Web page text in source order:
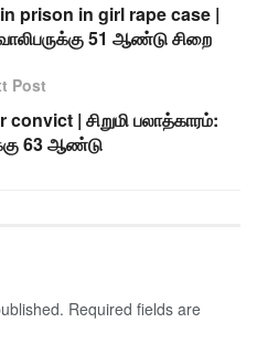
prison in girl rape case |
51 ஆண்டு சிறை
Post
| சிறுமி பலாத்காரம்:
63 ஆண்டு
Required fields are